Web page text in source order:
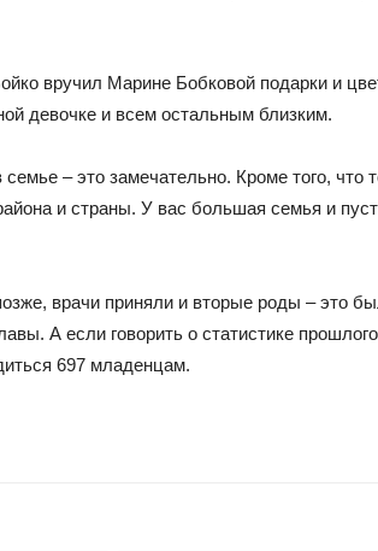
вручил Марине Бобковой подарки и
девочке и всем остальным близким.
– это замечательно. Кроме того, что
и страны. У вас большая семья и
врачи приняли и вторые роды – это
А если говорить о статистике
697 младенцам.